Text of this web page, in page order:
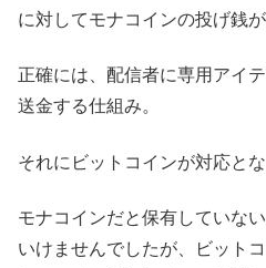
に対してモナコインの投げ銭
正確には、配信者に専用アイ
送金する仕組み。
それにビットコインが対応と
モナコインだと保有していな
いけませんでしたが、ビット